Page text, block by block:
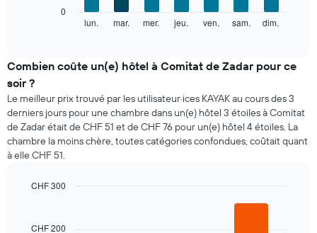
indiquent
le
graphique,
1
axe
Y
indiquent
le
prix
d'une
indique
prix
moyen
d'une
chambre
par
jour
le
axe
lun. mar. mer. jeu. ven. sam. dim.
0
Combien coûte un(e) hôtel à Comitat de Zadar pour ce
soir ?
Le meilleur prix trouvé par les utilisateur·ices KAYAK au cours des 3
derniers jours pour une chambre dans un(e) hôtel 3 étoiles à Comitat
de Zadar était de CHF 51 et de CHF 76 pour un(e) hôtel 4 étoiles. La
chambre la moins chère, toutes catégories confondues, coûtait quant
à elle CHF 51.
with
CHF 200
CHF 300